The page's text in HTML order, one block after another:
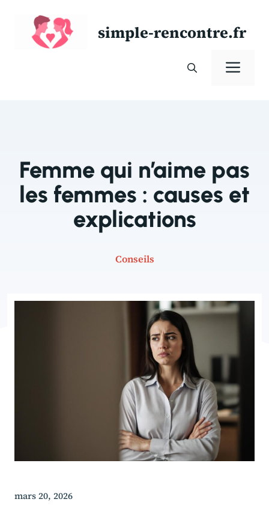
contenu
simple-rencontre.fr
Femme qui n’aime pas
les femmes : causes et
explications
Conseils
mars 20, 2026